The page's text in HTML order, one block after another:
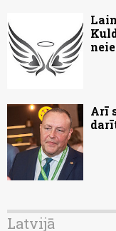
Arī
Latvijā